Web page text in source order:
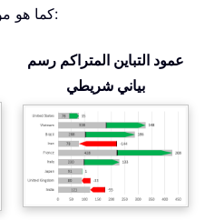
كما هو موضح في لقطات الشاشة أدناه:
عمود التباين المتراكم رسم
بياني شريطي